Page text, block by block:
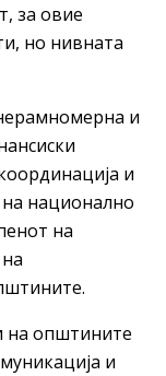
за овие
но нивната
и
и
национално
на
на општините
и